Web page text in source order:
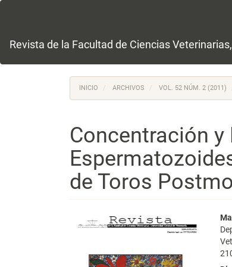
principal
lateral
Revista de la Facultad de Ciencias
INICIO ARCHIVOS VOL. 52 NÚM. 2 (2011)
Concentración
de Toros
Barra
del